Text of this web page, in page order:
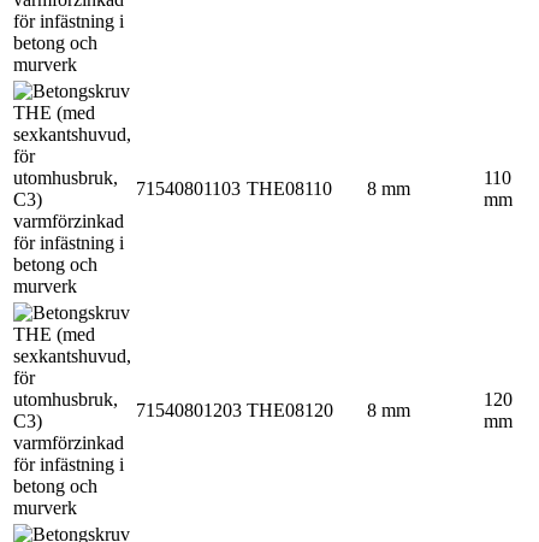
71540801103 THE08110 8 mm
110
mm
71540801203 THE08120 8 mm
120
mm